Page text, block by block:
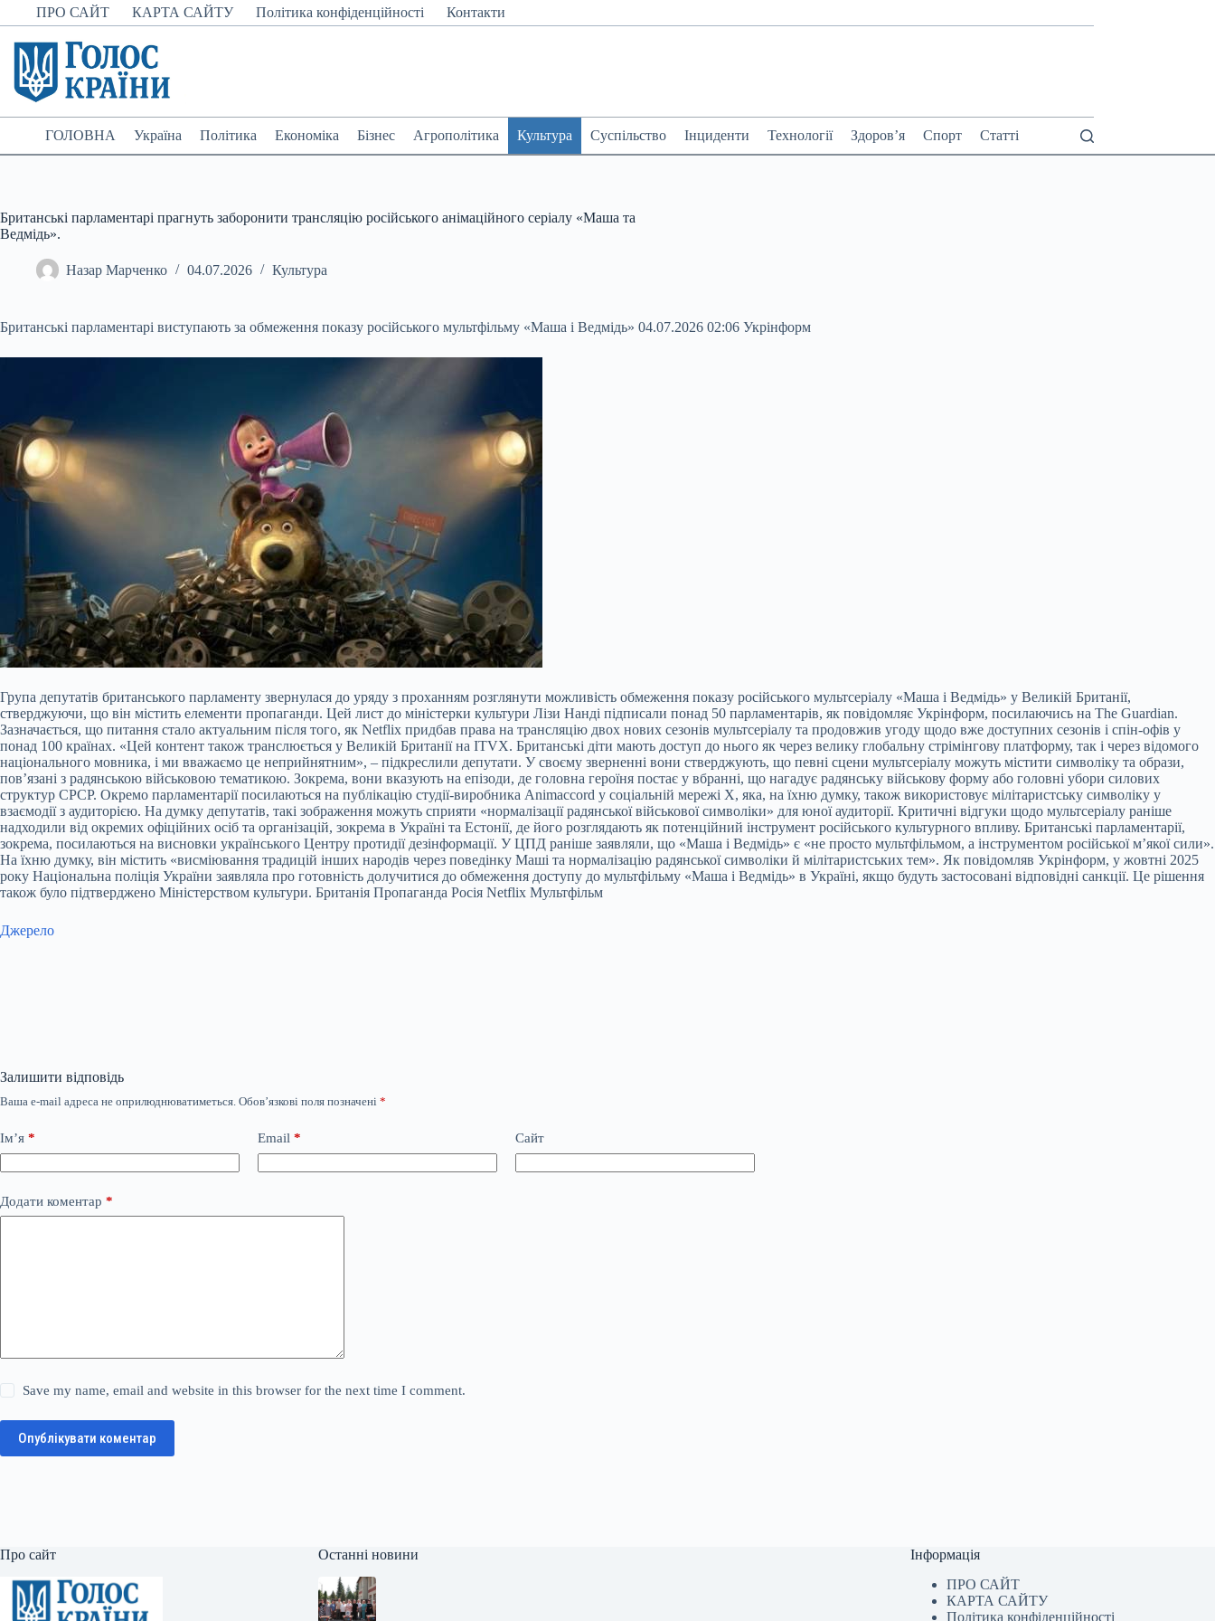
Перейти
до
вмісту
ПРО САЙТ КАРТА САЙТУ Політика конфіденційності Контакти
ГОЛОВНА Україна Політика Економіка Бізнес Агрополітика Культура Суспільство Інциденти Технології Здоров’я Спорт Статті
Британські парламентарі прагнуть заборонити трансляцію російського анімаційного серіалу «Маша та
Ведмідь».
Назар Марченко 04.07.2026 Культура
Британські парламентарі виступають за обмеження показу російського мультфільму «Маша і Ведмідь» 04.07.2026 02:06 Укрінформ
Група депутатів британського парламенту звернулася до уряду з проханням розглянути можливість обмеження показу російського мультсеріалу «Маша і Ведмідь» у Великій Британії,
стверджуючи, що він містить елементи пропаганди. Цей лист до міністерки культури Лізи Нанді підписали понад 50 парламентарів, як повідомляє Укрінформ, посилаючись на The Guardian.
Зазначається, що питання стало актуальним після того, як Netflix придбав права на трансляцію двох нових сезонів мультсеріалу та продовжив угоду щодо вже доступних сезонів і спін-офів у
понад 100 країнах. «Цей контент також транслюється у Великій Британії на ITVX. Британські діти мають доступ до нього як через велику глобальну стрімінгову платформу, так і через відомого
національного мовника, і ми вважаємо це неприйнятним», – підкреслили депутати. У своєму зверненні вони стверджують, що певні сцени мультсеріалу можуть містити символіку та образи,
пов’язані з радянською військовою тематикою. Зокрема, вони вказують на епізоди, де головна героїня постає у вбранні, що нагадує радянську військову форму або головні убори силових
структур СРСР. Окремо парламентарії посилаються на публікацію студії-виробника Animaccord у соціальній мережі Х, яка, на їхню думку, також використовує мілітаристську символіку у
взаємодії з аудиторією. На думку депутатів, такі зображення можуть сприяти «нормалізації радянської військової символіки» для юної аудиторії. Критичні відгуки щодо мультсеріалу раніше
надходили від окремих офіційних осіб та організацій, зокрема в Україні та Естонії, де його розглядають як потенційний інструмент російського культурного впливу. Британські парламентарії,
зокрема, посилаються на висновки українського Центру протидії дезінформації. У ЦПД раніше заявляли, що «Маша і Ведмідь» є «не просто мультфільмом, а інструментом російської м’якої сили».
На їхню думку, він містить «висміювання традицій інших народів через поведінку Маші та нормалізацію радянської символіки й мілітаристських тем». Як повідомляв Укрінформ, у жовтні 2025
року Національна поліція України заявляла про готовність долучитися до обмеження доступу до мультфільму «Маша і Ведмідь» в Україні, якщо будуть застосовані відповідні санкції. Це рішення
також було підтверджено Міністерством культури. Британія Пропаганда Росія Netflix Мультфільм
Джерело
Залишити відповідь
Ваша e-mail адреса не оприлюднюватиметься. Обов’язкові поля позначені *
Ім’я * Email * Сайт
Додати коментар *
Save my name, email and website in this browser for the next time I comment.
Опублікувати коментар
Про сайт Останні новини
Інформація
ПРО САЙТ
КАРТА САЙТУ
Політика конфіденційності